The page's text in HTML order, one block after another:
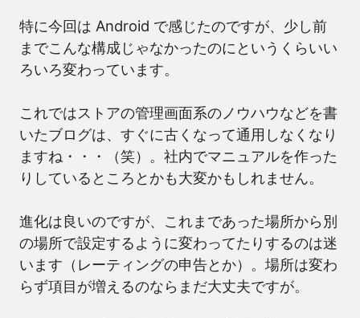
特に今回は Android で感じたのですが、少し前
までこんな構成じゃなかったのにというくらいい
ろいろ変わっています。
これではストアの管理画面系のノウハウなどを書
いたブログは、すぐに古くなって通用しなくなり
ますね・・・（笑）。社内でマニュアルを作った
りしているところとかも大変かもしれません。
進化は良いのですが、これまであった場所から別
の場所で設定するように変わってたりするのは迷
います（レーティングの申告とか）。場所は変わ
らず項目が増えるのならまだ大丈夫ですが。